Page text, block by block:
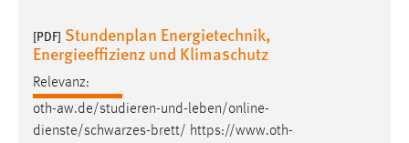
[PDF] Stundenplan Energietechnik,
Energieeffizienz und Klimaschutz
Relevanz:
oth-aw.de/studieren-und-leben/online-
dienste/schwarzes-brett/ https://www.oth-
Cookie Laufzeit:
Max. 13 Monate